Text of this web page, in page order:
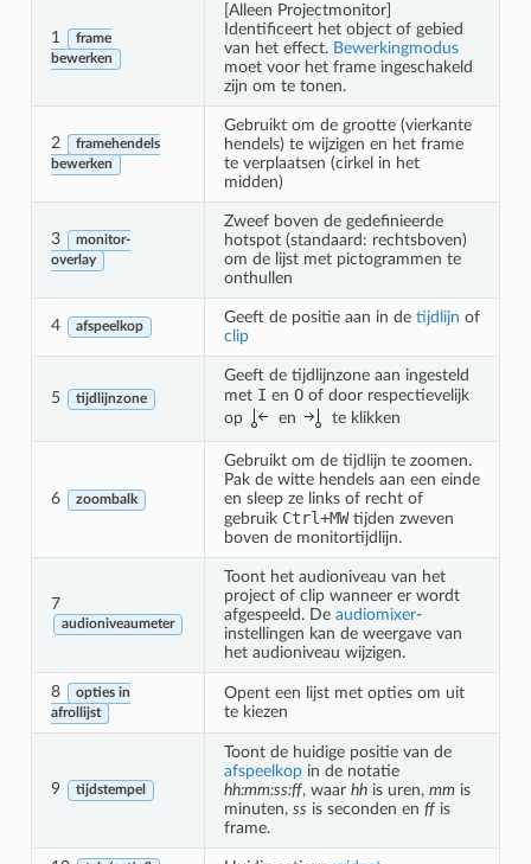
1
frame
bewerken
[Alleen Projectmonitor]
Identificeert het object of gebied
van het effect. Bewerkingmodus
moet voor het frame ingeschakeld
zijn om te tonen.
2
framehendels
bewerken
Gebruikt om de grootte (vierkante
hendels) te wijzigen en het frame
te verplaatsen (cirkel in het
midden)
3
monitor-
overlay
Zweef boven de gedefinieerde
hotspot (standaard: rechtsboven)
om de lijst met pictogrammen te
onthullen
4 afspeelkop
Geeft de positie aan in de tijdlijn of
clip
5 tijdlijnzone
Geeft de tijdlijnzone aan ingesteld
met I en Oof door respectievelijk
op
en te klikken
6 zoombalk
Gebruikt om de tijdlijn te zoomen.
Pak de witte hendels aan een einde
en sleep ze links of recht of
gebruik Ctrl+MWtijden zweven
boven de monitortijdlijn.
7
audioniveaumeter
Toont het audioniveau van het
project of clip wanneer er wordt
afgespeeld. De audiomixer-
instellingen kan de weergave van
het audioniveau wijzigen.
8
opties in
afrollijst
Opent een lijst met opties om uit
te kiezen
9 tijdstempel
Toont de huidige positie van de
afspeelkopin de notatie
hh:mm:ss:ff, waar hhis uren, mmis
minuten, ss is seconden en ffis
frame.